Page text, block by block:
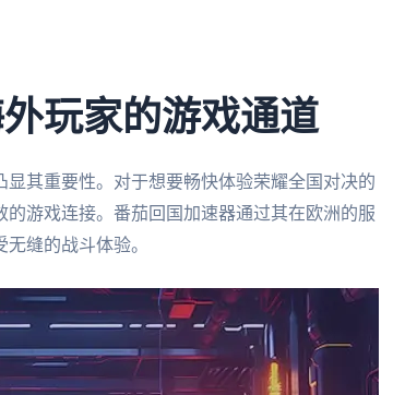
玩家的游戏通道
其重要性。对于想要畅快体验荣耀全国对决的
游戏连接。番茄回国加速器通过其在欧洲的服
缝的战斗体验。